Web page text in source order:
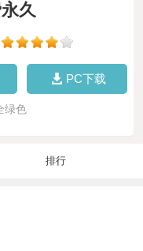
久
PC下载
绿色
排行